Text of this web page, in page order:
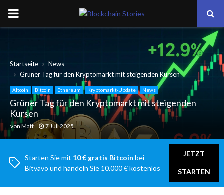
PRIMARY
Startseite
News
Grüner Tag für den Kryptomarkt mit steigenden Kursen
Altcoin Bitcoin Ethereum Kryptomarkt-Update News
Grüner Tag für den Kryptomarkt mit steigenden
Kursen
von Matt 7 Juli 2025
Starten Sie mit 10 € gratis Bitcoin bei
Bitvavo und handeln Sie 10.000 € kostenlos
JETZT
STARTEN